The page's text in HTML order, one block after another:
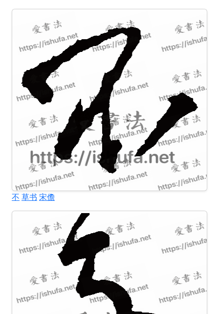
不 草书 宋儋